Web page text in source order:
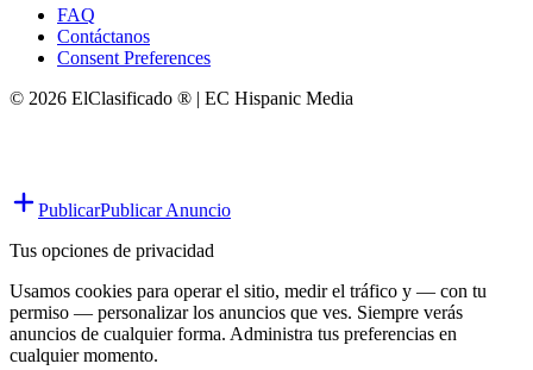
FAQ
Contáctanos
Consent Preferences
© 2026 ElClasificado ® | EC Hispanic Media
PublicarPublicar Anuncio
Tus opciones de privacidad
Usamos cookies para operar el sitio, medir el tráfico y — con tu
permiso — personalizar los anuncios que ves. Siempre verás
anuncios de cualquier forma. Administra tus preferencias en
cualquier momento.